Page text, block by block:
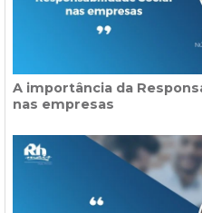
A importância da
nas empresas